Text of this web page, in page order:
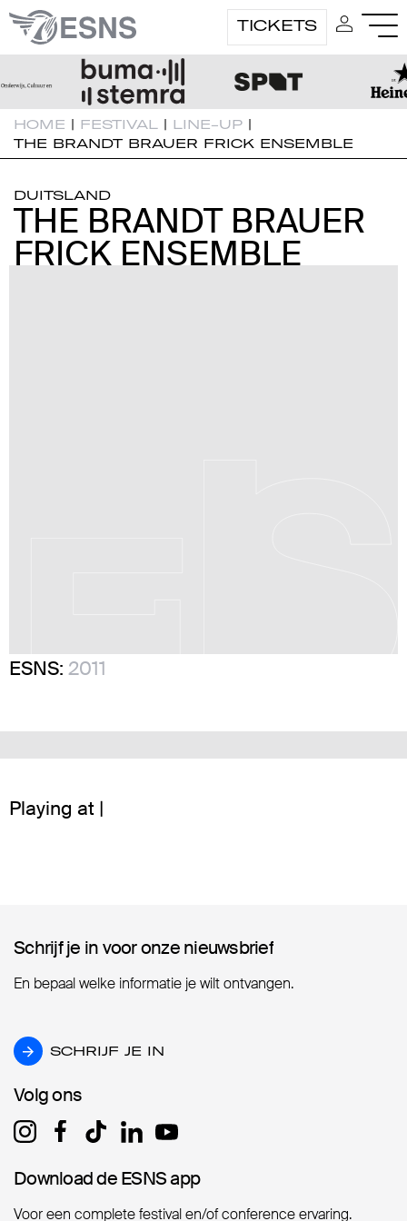
TICKETS
HOME | FESTIVAL | LINE-UP |
THE BRANDT BRAUER FRICK ENSEMBLE
DUITSLAND
THE BRANDT BRAUER
THE BRANDT BRAUER
FRICK ENSEMBLE
FRICK ENSEMBLE
ESNS: 2011
Playing at |
Schrijf je in voor onze nieuwsbrief
Schrijf je in voor onze nieuwsbrief
En bepaal welke informatie je wilt ontvangen.
SCHRIJF JE IN
SCHRIJF JE IN
Volg ons
Volg ons
Download de ESNS app
Download de ESNS app
Voor een complete festival en/of conference ervaring.